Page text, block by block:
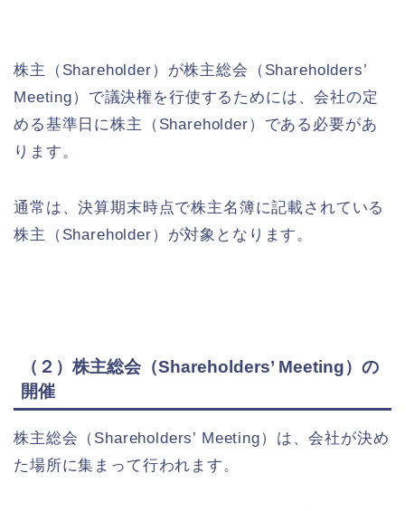
株主（Shareholder）が株主総会（Shareholders’
Meeting）で議決権を行使するためには、会社の定
める基準日に株主（Shareholder）である必要があ
ります。
通常は、決算期末時点で株主名簿に記載されている
株主（Shareholder）が対象となります。
（２）株主総会（Shareholders’ Meeting）の
開催
株主総会（Shareholders’ Meeting）は、会社が決め
た場所に集まって行われます。